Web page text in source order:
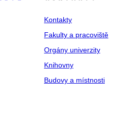
Kontakty
Fakulty a pracoviště
Orgány univerzity
Knihovny
Budovy a místnosti